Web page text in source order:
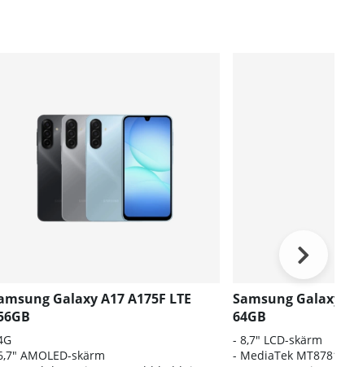
Galaxy A17 A175F LTE
AMOLED-skärm
Samsung
64GB
- 8,7" LCD-skärm
- MediaTek